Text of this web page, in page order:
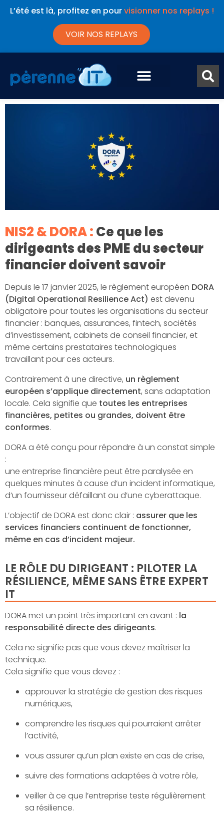
L’été est là, profitez en pourvisionner nos replays !
VOIR NOS REPLAYS
NIS2 & DORA :Ce que les
dirigeants des PME du secteur
financier doivent savoir
Depuis le 17 janvier 2025, le règlement européen DORA
(Digital Operational Resilience Act) est devenu
obligatoire pour toutes les organisations du secteur
financier : banques, assurances, fintech, sociétés
d’investissement, cabinets de conseil financier, et
même certains prestataires technologiques
travaillant pour ces acteurs.
Contrairement à une directive, un règlement
européen s’applique directement, sans adaptation
locale. Cela signifie que toutes les entreprises
financières, petites ou grandes, doivent être
conformes.
DORA a été conçu pour répondre à un constat simple
:
une entreprise financière peut être paralysée en
quelques minutes à cause d’un incident informatique,
d’un fournisseur défaillant ou d’une cyberattaque.
L’objectif de DORA est donc clair : assurer que les
services financiers continuent de fonctionner,
même en cas d’incident majeur.
LE RÔLE DU DIRIGEANT : PILOTER LA
RÉSILIENCE, MÊME SANS ÊTRE EXPERT
IT
DORA met un point très important en avant : la
responsabilité directe des dirigeants.
Cela ne signifie pas que vous devez maîtriser la
technique.
Cela signifie que vous devez :
approuver la stratégie de gestion des risques
numériques,
comprendre les risques qui pourraient arrêter
l’activité,
vous assurer qu’un plan existe en cas de crise,
suivre des formations adaptées à votre rôle,
veiller à ce que l’entreprise teste régulièrement
sa résilience.